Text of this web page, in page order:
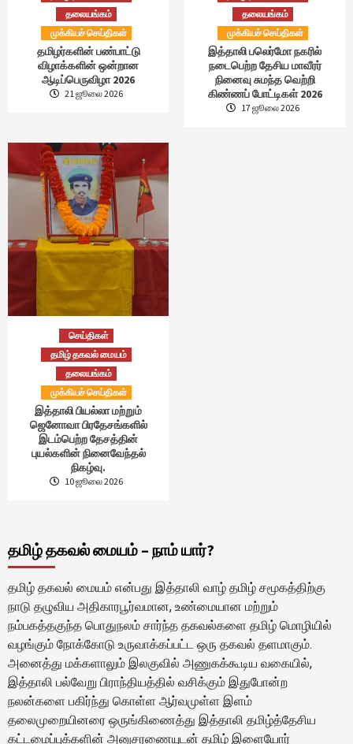
தலையங்கம்
முக்கியச் செய்திகள்
தமிழர்களின் பண்பாட்டு
விழாக்களின் ஒன்றான
ஆடிப்பெருவிழா 2026
21 ஜூலை 2026
தலையங்கம்
முக்கியச் செய்திகள்
இத்தாலி பலெர்மோ நகரில்
நடைபெற்ற தேசிய மாவீரர்
நினைவு சுமந்த வெற்றி
கிண்ணப் போட்டிகள் 2026
17 ஜூலை 2026
செய்திகள்
தமிழ் தகவல் மையம்
தலையங்கம்
முக்கியச் செய்திகள்
இத்தாலி பியல்லா மற்றும்
ஜெனோவா பிரதேசங்களில்
இடம்பெற்ற தேசத்தின்
புயல்களின் நினைவேந்தல்
நிகழ்வு.
10 ஜூலை 2026
தமிழ் தகவல் மையம் – நாம் யார்?
தமிழ் தகவல் மையம் என்பது இத்தாலி வாழ் தமிழ் சமூகத்திற்கு
நாடு தழுவிய அதிகாரபூர்வமான, உண்மையான மற்றும்
நம்பகத்தகுந்த பொதுநலம் சார்ந்த தகவல்களை தமிழ் மொழியில்
வழங்கும் நோக்கோடு உருவாக்கப்பட்ட ஒரு தகவல் தளமாகும்.
அனைத்து மக்களாலும் இலகுவில் அணுகக்கூடிய வகையில்,
இத்தாலி பல்வேறு பிராந்தியத்தில் வசிக்கும் இதுபோன்ற
நலன்களை பகிர்ந்து கொள்ள ஆர்வமுள்ள இளம்
தலைமுறையினரை ஒருங்கிணைத்து இத்தாலி தமிழ்த்தேசிய
கட்டமைப்புக்களின் அனுசரணையுடன் தமிழ் இளையோர்